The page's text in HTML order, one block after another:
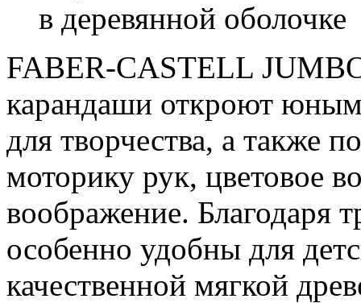
в деревянной оболочке
FABER-CASTELL
карандаши откроют
для творчества, а также
моторику рук, цветовое
воображение. Благодаря
особенно удобны для
качественной мягкой